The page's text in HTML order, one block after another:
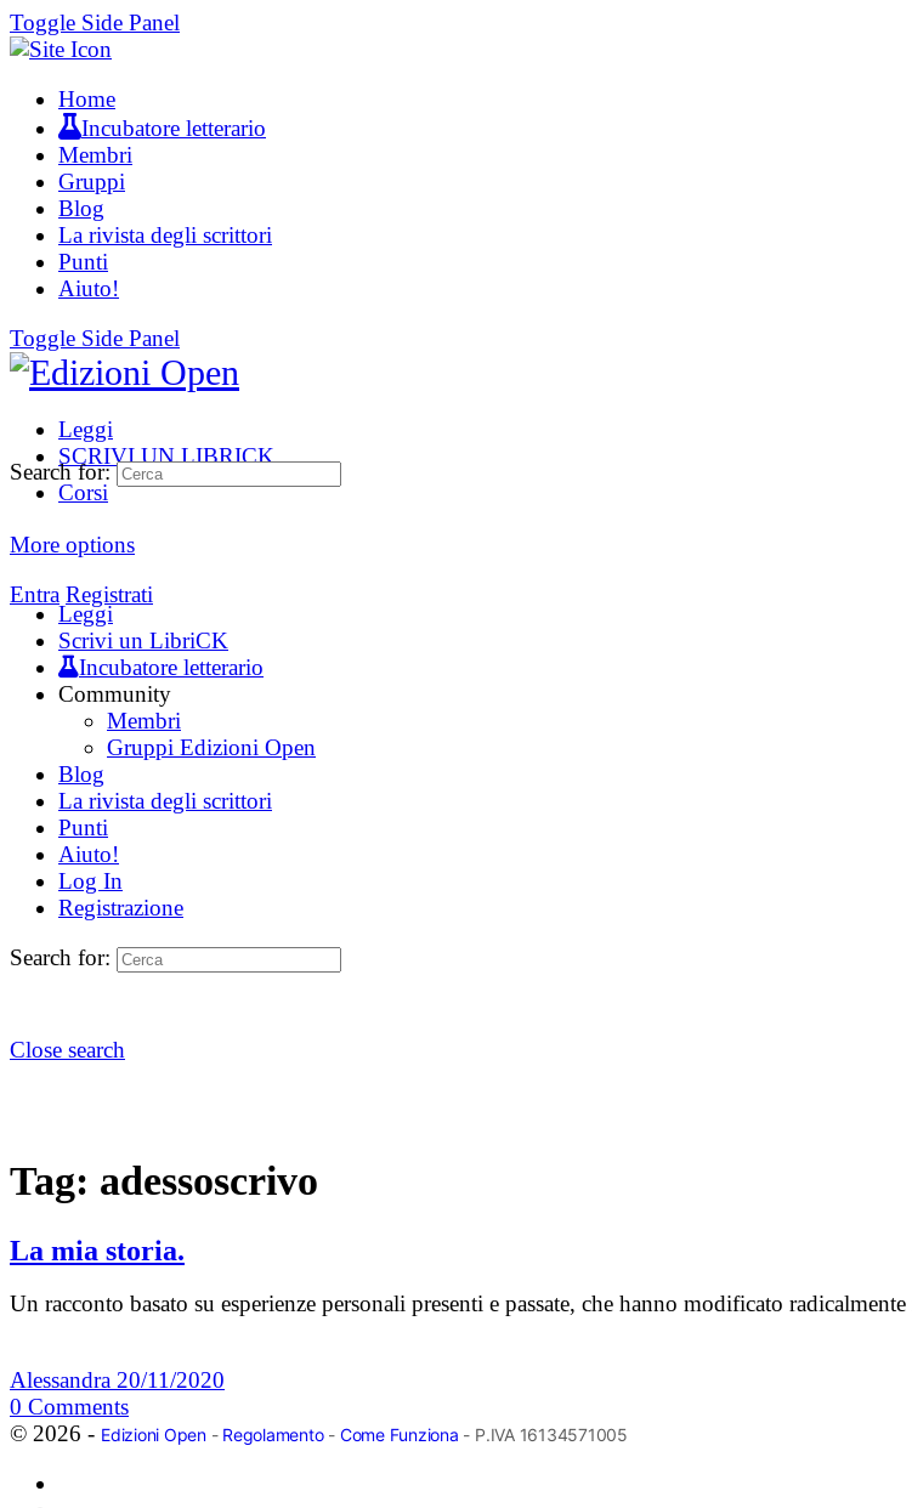
Toggle Side Panel
Home
Incubatore letterario
Membri
Gruppi
Blog
La rivista degli scrittori
Punti
Aiuto!
Toggle Side Panel
Leggi
SCRIVI UN LIBRICK
Corsi
More options
Entra Registrati
Search for:
Leggi
Scrivi un LibriCK
Incubatore letterario
Community
Membri
Gruppi Edizioni Open
Blog
La rivista degli scrittori
Punti
Aiuto!
Log In
Registrazione
Search for:
Close search
Tag: adessoscrivo
La mia storia.
Un racconto basato su esperienze personali presenti e passate, che hanno modificato
Alessandra 20/11/2020
0 Comments
© 2026 - Edizioni Open- Regolamento- Come Funziona - P.IVA 16134571005